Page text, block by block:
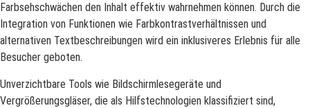
Farbsehschwächen den Inhalt effektiv wahrnehmen können. Durch die
Integration von Funktionen wie Farbkontrastverhältnissen und
alternativen Textbeschreibungen wird ein inklusiveres Erlebnis für alle
Besucher geboten.
Unverzichtbare Tools wie Bildschirmlesegeräte und
Vergrößerungsgläser, die als Hilfstechnologien klassifiziert sind,